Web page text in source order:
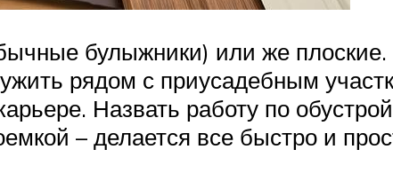
булыжники) или же
рядом с приусадебным
Назвать работу по
– делается все быстро и